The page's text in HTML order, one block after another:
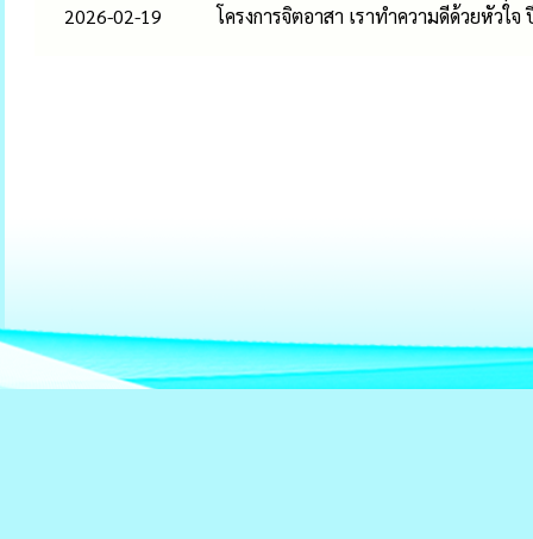
2026-02-19
โครงการจิตอาสา เราทำความดีด้วยหัวใ